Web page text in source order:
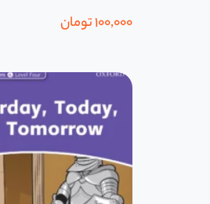
100,000تومان